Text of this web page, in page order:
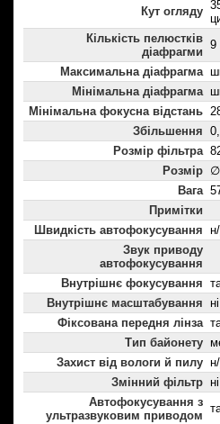
Кут огляду
Кількість пелюстків
діафрагми
9
Максимальна діафрагма
Мінімальна діафрагма
Мінімальна фокусна відстань
Збільшення
Розмір фільтра
Розмір ∅
Вага
Примітки
Швидкість автофокусування
Звук приводу
автофокусування
Внутрішнє фокусування
Внутрішнє масштабування
ні
Фіксована передня лінза
Тип байонету
Захист від вологи й пилу
Змінний фільтр ні
Автофокусування з
ультразвуковим приводом